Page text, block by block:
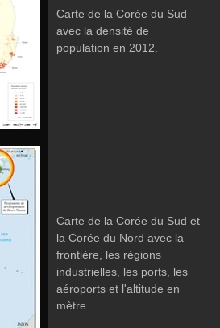
Carte de la Corée du Sud
avec la densité de
population en 2012.
Carte de la Corée du Sud et
la Corée du Nord avec la
frontière, les régions
industrielles, les ports, les
aéroports et l'altitude en
mètre.